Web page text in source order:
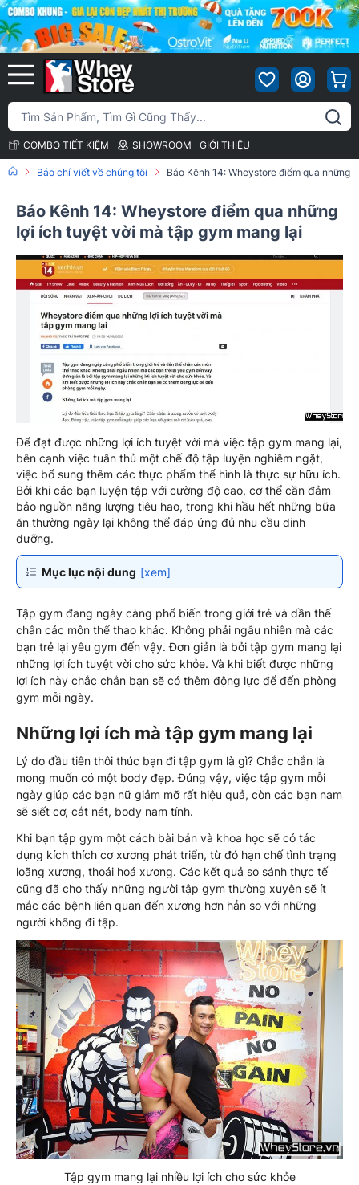
COMBO TIẾT KIỆM SHOWROOM GIỚI THIỆU
Báo chí viết về chúng tôi Báo Kênh 14: Wheystore điểm qua những
Báo Kênh 14: Wheystore điểm qua những
lợi ích tuyệt vời mà tập gym mang lại
Để đạt được những lợi ích tuyệt vời mà việc tập gym mang lại,
bên cạnh việc tuân thủ một chế độ tập luyện nghiêm ngặt,
việc bổ sung thêm các thực phẩm thể hình là thực sự hữu ích.
Bởi khi các bạn luyện tập với cường độ cao, cơ thể cần đảm
bảo nguồn năng lượng tiêu hao, trong khi hầu hết những bữa
ăn thường ngày lại không thể đáp ứng đủ nhu cầu dinh
dưỡng.
Mục lục nội dung [xem]
Tập gym đang ngày càng phổ biến trong giới trẻ và dần thế
chân các môn thể thao khác. Không phải ngẫu nhiên mà các
bạn trẻ lại yêu gym đến vậy. Đơn giản là bởi tập gym mang lại
những lợi ích tuyệt vời cho sức khỏe. Và khi biết được những
lợi ích này chắc chắn bạn sẽ có thêm động lực để đến phòng
gym mỗi ngày.
Những lợi ích mà tập gym mang lại
Lý do đầu tiên thôi thúc bạn đi tập gym là gì? Chắc chắn là
mong muốn có một body đẹp. Đúng vậy, việc tập gym mỗi
ngày giúp các bạn nữ giảm mỡ rất hiệu quả, còn các bạn nam
sẽ siết cơ, cắt nét, body nam tính.
Khi bạn tập gym một cách bài bản và khoa học sẽ có tác
dụng kích thích cơ xương phát triển, từ đó hạn chế tình trạng
loãng xương, thoái hoá xương. Các kết quả so sánh thực tế
cũng đã cho thấy những người tập gym thường xuyên sẽ ít
mắc các bệnh liên quan đến xương hơn hẳn so với những
người không đi tập.
Tập gym mang lại nhiều lợi ích cho sức khỏe